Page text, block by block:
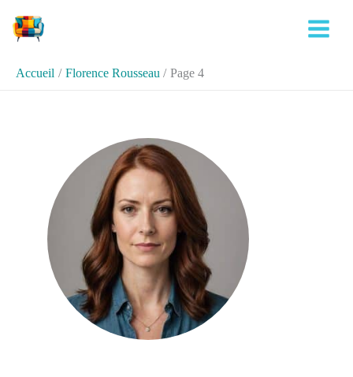
Accueil
Florence Rousseau Page 4